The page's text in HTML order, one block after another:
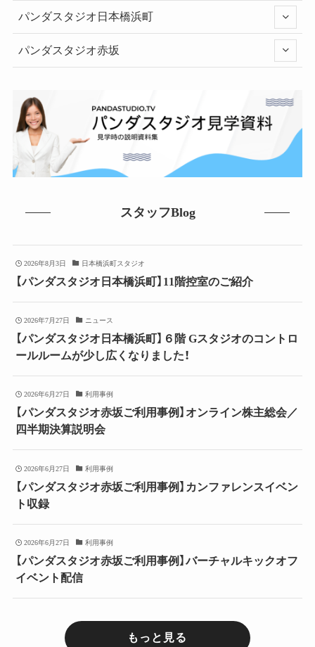
パンダスタジオ日本橋浜町
パンダスタジオ赤坂
スタッフBlog
2026年8月3日 日本橋浜町スタジオ
【パンダスタジオ日本橋浜町】11階控室のご紹介
2026年7月27日 ニュース
【パンダスタジオ日本橋浜町】６階 Gスタジオのコントロ
ールルームが少し広くなりました！
2026年6月27日 利用事例
【パンダスタジオ赤坂ご利用事例】オンライン株主総会／
四半期決算説明会
2026年6月27日 利用事例
【パンダスタジオ赤坂ご利用事例】カンファレンスイベン
ト収録
2026年6月27日 利用事例
【パンダスタジオ赤坂ご利用事例】バーチャルキックオフ
イベント配信
もっと見る